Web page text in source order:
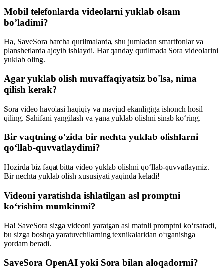
Mobil telefonlarda videolarni yuklab olsam
bo’ladimi?
Ha, SaveSora barcha qurilmalarda, shu jumladan smartfonlar va
planshetlarda ajoyib ishlaydi. Har qanday qurilmada Sora videolarini
yuklab oling.
Agar yuklab olish muvaffaqiyatsiz bo'lsa, nima
qilish kerak?
Sora video havolasi haqiqiy va mavjud ekanligiga ishonch hosil
qiling. Sahifani yangilash va yana yuklab olishni sinab ko‘ring.
Bir vaqtning o'zida bir nechta yuklab olishlarni
qo‘llab-quvvatlaydimi?
Hozirda biz faqat bitta video yuklab olishni qo‘llab-quvvatlaymiz.
Bir nechta yuklab olish xususiyati yaqinda keladi!
Videoni yaratishda ishlatilgan asl promptni
ko‘rishim mumkinmi?
Ha! SaveSora sizga videoni yaratgan asl matnli promptni ko‘rsatadi,
bu sizga boshqa yaratuvchilarning texnikalaridan o‘rganishga
yordam beradi.
SaveSora OpenAI yoki Sora bilan aloqadormi?